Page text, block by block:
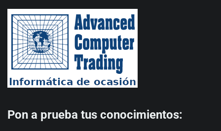
Pon a prueba tus conocimientos: